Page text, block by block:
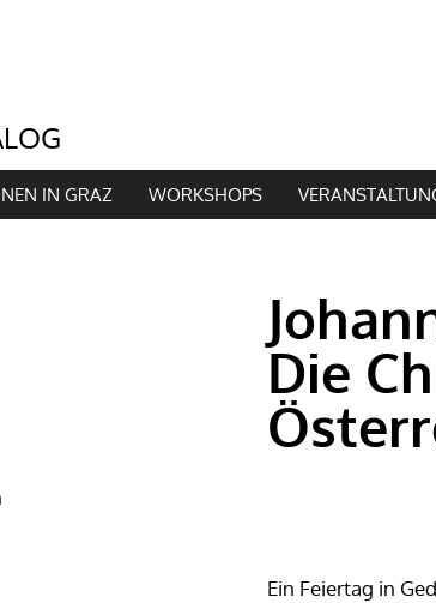
IN GRAZ WORKSHOPS
Die
Ein Feiertag in